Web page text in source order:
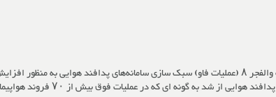
از ابتکارات جالب شهید ستاری در عملیات والفجر ۸ (عملیات فاو) سبک سازی
فوق بیش از ۷۰ فروند هواپیماهای جنگنده و ۱۰ فروند هلیکوپتر توسط دلیرمردان پدافند هوایی ساقط شد.